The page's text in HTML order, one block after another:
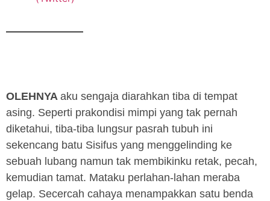
OLEHNYA aku sengaja diarahkan tiba di tempat
asing. Seperti prakondisi mimpi yang tak pernah
diketahui, tiba-tiba lungsur pasrah tubuh ini
sekencang batu Sisifus yang menggelinding ke
sebuah lubang namun tak membikinku retak, pecah,
kemudian tamat. Mataku perlahan-lahan meraba
gelap. Secercah cahaya menampakkan satu benda